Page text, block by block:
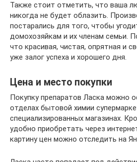
Также стоит отметить, что ваша
никогда не будет облазить.
постарались для того, чтобы
домохозяйкам и их членам семьи.
что красивая, чистая, опрятная и
уже залог успеха и хорошего дня.
Цена и место покупки
Покупку препаратов Ласка можно
отделах бытовой химии
специализированных магазинах.
удобно приобретать через
картину цен можно отследить на